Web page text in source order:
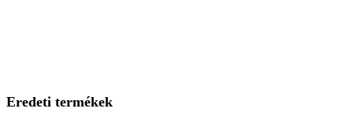
Eredeti termékek